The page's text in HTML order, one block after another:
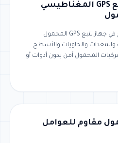
حامل جهاز تتبع GPS المغناطيسي
حامل مغناطيسي قوي مدمج في جهاز تتبع GPS المحمول
والمعدات والحاويات والأسطح
المحمول آمن بدون أدوات أو
مقاوم للعوامل